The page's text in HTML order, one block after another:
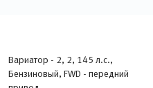
Вариатор - 2, 2, 145 л.с.,
Бензиновый, FWD - передний